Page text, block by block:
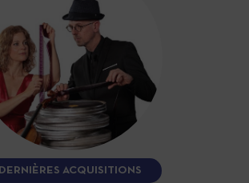
DERNIÈRES ACQUISITIONS